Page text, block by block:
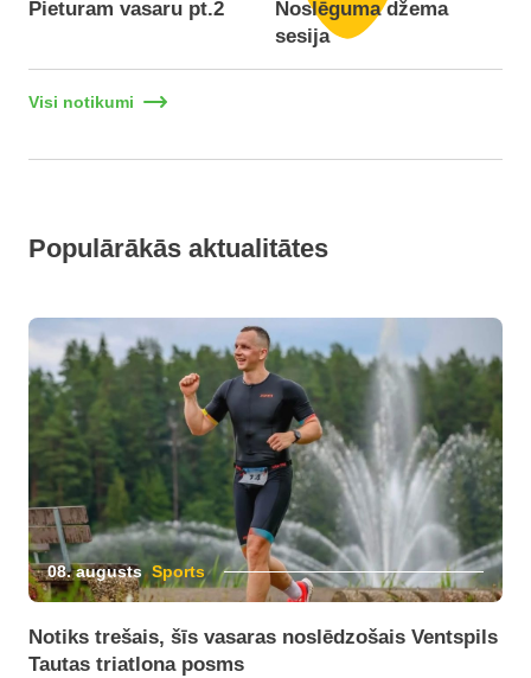
Pieturam vasaru pt.2
Noslēguma džema
sesija
Visi notikumi
Populārākās aktualitātes
08. augusts Sports
Notiks trešais, šīs vasaras noslēdzošais Ventspils
Tautas triatlona posms